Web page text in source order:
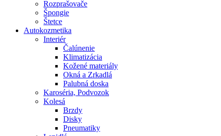
Rozprašovače
Špongie
Štetce
Autokozmetika
Interiér
Čalúnenie
Klimatizácia
Kožené materiály
Okná a Zrkadlá
Palubná doska
Karoséria, Podvozok
Kolesá
Brzdy
Disky
Pneumatiky